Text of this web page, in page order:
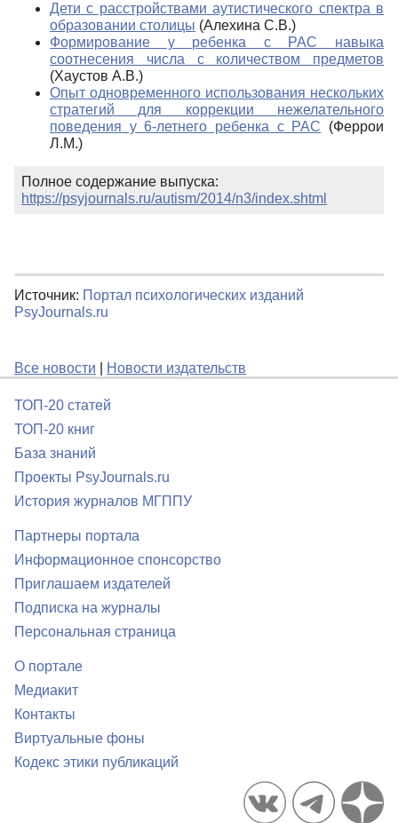
Дети с расстройствами аутистического спектра в
образовании столицы (Алехина С.В.)
Формирование у ребенка с РАС навыка
соотнесения числа с количеством предметов
(Хаустов А.В.)
Опыт одновременного использования нескольких
стратегий для коррекции нежелательного
поведения у 6-летнего ребенка с РАС (Феррои
Л.М.)
Полное содержание выпуска:
https://psyjournals.ru/autism/2014/n3/index.shtml
Источник: Портал психологических изданий
PsyJournals.ru
Все новости Новости издательств
ТОП-20 статей
ТОП-20 книг
База знаний
Проекты PsyJournals.ru
История журналов МГППУ
Партнеры портала
Информационное спонсорство
Приглашаем издателей
Подписка на журналы
Персональная страница
О портале
Медиакит
Контакты
Виртуальные фоны
Кодекс этики публикаций